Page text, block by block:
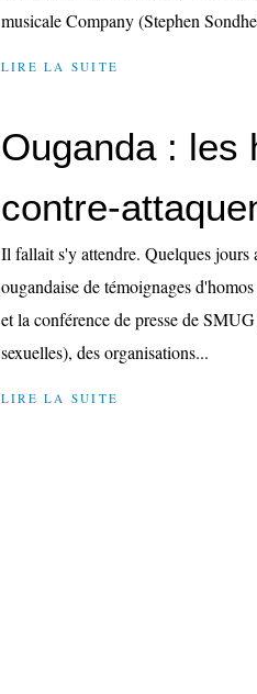
musicale Company (Stephen
LIRE LA SUITE
Ouganda : les
contre-
Il fallait s'y attendre. Quelques jours
ougandaise de témoignages
et la conférence de presse de
sexuelles), des organisations...
LIRE LA SUITE